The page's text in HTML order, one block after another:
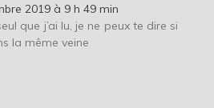
2019 à 9 h 49 min
que j’ai lu, je ne peux te dire si
la même veine